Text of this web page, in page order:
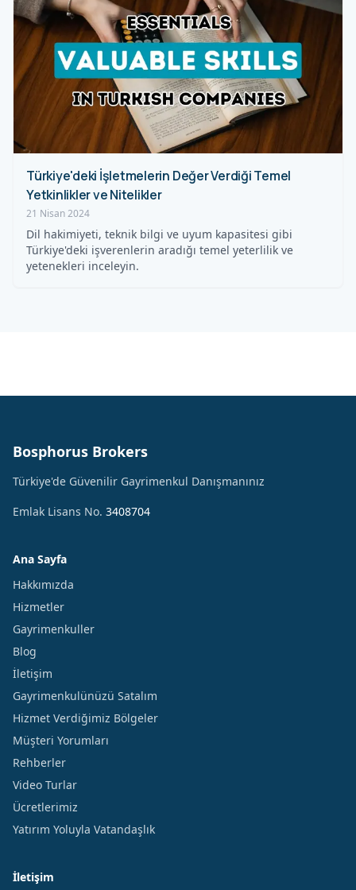
Türkiye'deki İşletmelerin Değer Verdiği Temel
Yetkinlikler ve Nitelikler
21 Nisan 2024
Dil hakimiyeti, teknik bilgi ve uyum kapasitesi gibi
Türkiye'deki işverenlerin aradığı temel yeterlilik ve
yetenekleri inceleyin.
Bosphorus Brokers
Türkiye'de Güvenilir Gayrimenkul Danışmanınız
Emlak Lisans No. 3408704
Ana Sayfa
Hakkımızda
Hizmetler
Gayrimenkuller
Blog
İletişim
Gayrimenkulünüzü Satalım
Hizmet Verdiğimiz Bölgeler
Müşteri Yorumları
Rehberler
Video Turlar
Ücretlerimiz
Yatırım Yoluyla Vatandaşlık
İletişim